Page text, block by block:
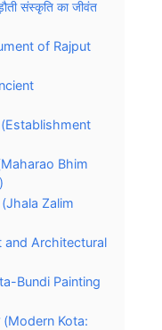
संस्कृति का जीवंत
of Rajput
(Establishment
(Maharao Bhim
(Jhala Zalim
and Architectural
Bundi Painting
(Modern Kota: